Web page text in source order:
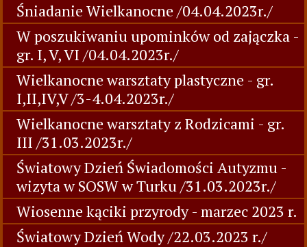
Śniadanie Wielkanocne /04.04.2023r./
W poszukiwaniu upominków od zajączka -
gr. I, V, VI /04.04.2023r./
Wielkanocne warsztaty plastyczne - gr.
I,II,IV,V /3-4.04.2023r./
Wielkanocne warsztaty z Rodzicami - gr.
III /31.03.2023r./
Światowy Dzień Świadomości Autyzmu -
wizyta w SOSW w Turku /31.03.2023r./
Wiosenne kąciki przyrody - marzec 2023 r.
Światowy Dzień Wody /22.03.2023 r./